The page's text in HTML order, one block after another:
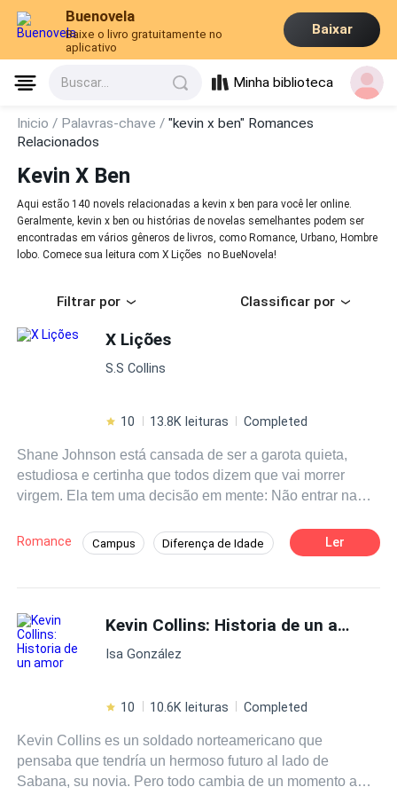
Buenovela
Baixe o livro gratuitamente no
aplicativo
Baixar
Buscar... Minha biblioteca
Inicio / Palavras-chave /"kevin x ben" Romances
Relacionados
Kevin X Ben
Aqui estão 140 novels relacionadas a kevin x ben para você ler online.
Geralmente, kevin x ben ou histórias de novelas semelhantes podem ser
encontradas em vários gêneros de livros, como Romance, Urbano, Hombre
lobo. Comece sua leitura com X Lições no BueNovela!
Filtrar por Classificar por
X Lições
S.S Collins
10 13.8K leituras Completed
Shane Johnson está cansada de ser a garota quieta,
estudiosa e certinha que todos dizem que vai morrer
virgem. Ela tem uma decisão em mente: Não entrar na
encontrar o cara certo. Thomas Andrews é um professor
de Biologia que acaba de entrar em suas tão sonhadas
O caminho dos dois se cruzam e Shane fará uma
proposta no mínimo irrecusável a Thomas.
Romance Campus Diferença de Idade
Enredo Acelerado Adolescente
Ler
Kevin Collins: Historia de un amor
Isa González
10 10.6K leituras Completed
Kevin Collins es un soldado norteamericano que
pensaba que tendría un hermoso futuro al lado de
Sabana, su novia. Pero todo cambia de un momento a